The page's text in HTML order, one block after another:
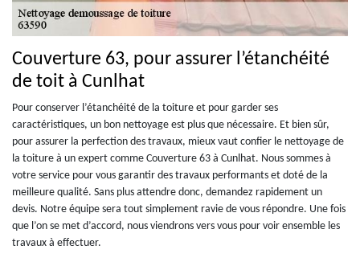
Couverture 63, pour assurer l’étanchéité
de toit à Cunlhat
Pour conserver l’étanchéité de la toiture et pour garder ses
caractéristiques, un bon nettoyage est plus que nécessaire. Et bien sûr,
pour assurer la perfection des travaux, mieux vaut confier le nettoyage de
la toiture à un expert comme Couverture 63 à Cunlhat. Nous sommes à
votre service pour vous garantir des travaux performants et doté de la
meilleure qualité. Sans plus attendre donc, demandez rapidement un
devis. Notre équipe sera tout simplement ravie de vous répondre. Une fois
que l’on se met d’accord, nous viendrons vers vous pour voir ensemble les
travaux à effectuer.